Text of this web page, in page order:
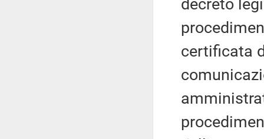
decreto
certificata